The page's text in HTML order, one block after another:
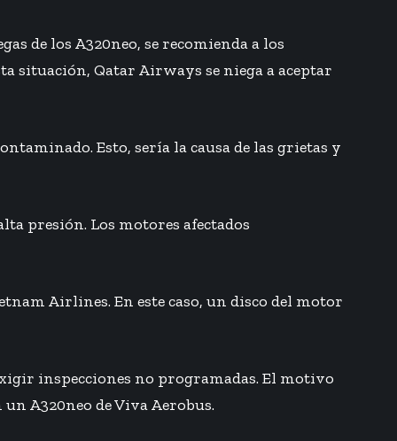
de los A320neo, se recomienda a los
situación, Qatar Airways se niega a aceptar
Esto, sería la causa de las grietas y
presión. Los motores afectados
Airlines. En este caso, un disco del motor
inspecciones no programadas. El motivo
A320neo de Viva Aerobus.